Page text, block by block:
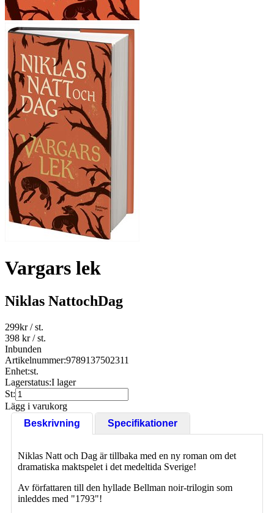
Vargars lek
Niklas NattochDag
299kr/ st.
398 kr/ st.
Inbunden
Artikelnummer:9789137502311
Enhet:st.
Lagerstatus:I lager
St:
Lägg i varukorg
Beskrivning
Specifikationer
Niklas Natt och Dag är tillbaka med en ny roman om det
dramatiska maktspelet i det medeltida Sverige!
Av författaren till den hyllade Bellman noir-trilogin som
inleddes med "1793"!